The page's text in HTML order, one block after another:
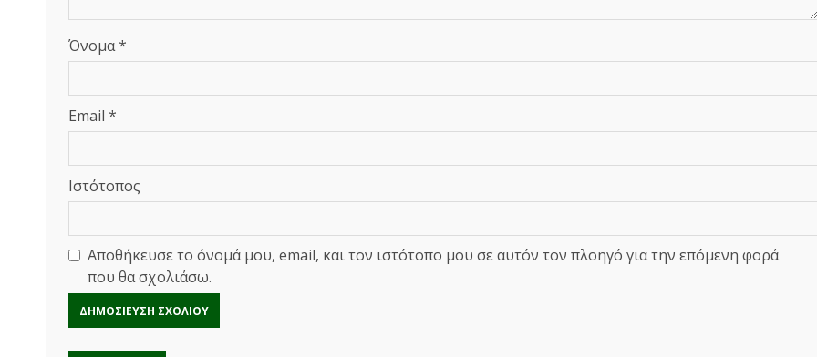
Όνομα*
Email *
Ιστότοπος
Αποθήκευσε το όνομά μου, email, και τον ιστότοπο μου σε αυτόν τον πλοηγό για την επόμενη φορά
που θα σχολιάσω.